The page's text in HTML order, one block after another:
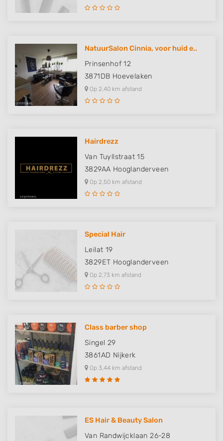
NatuurSalon Cinnia, voor huid e..
Prinsenhof 12
3871DB Hoevelaken
Op 2,40 km afstand
Hairdrezz
Van Tuyllstraat 15
3829AA Hooglanderveen
Op 2,50 km afstand
Special Hair
Leilat 19
3829ET Hooglanderveen
Op 2,73 km afstand
Class barber shop
Singel 29
3861AD Nijkerk
Op 3,44 km afstand
ES Hair & Beauty Salon
Van Randwijcklaan 26-28